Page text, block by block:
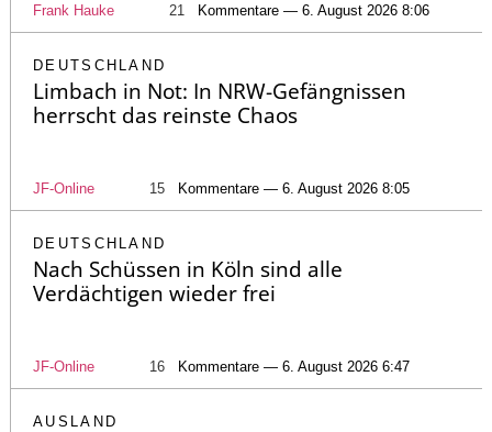
Frank Hauke 21 Kommentare — 6. August 2026 8:06
DEUTSCHLAND
Limbach in Not: In NRW-Gefängnissen
herrscht das reinste Chaos
JF-Online 15 Kommentare — 6. August 2026 8:05
DEUTSCHLAND
Nach Schüssen in Köln sind alle
Verdächtigen wieder frei
JF-Online 16 Kommentare — 6. August 2026 6:47
AUSLAND